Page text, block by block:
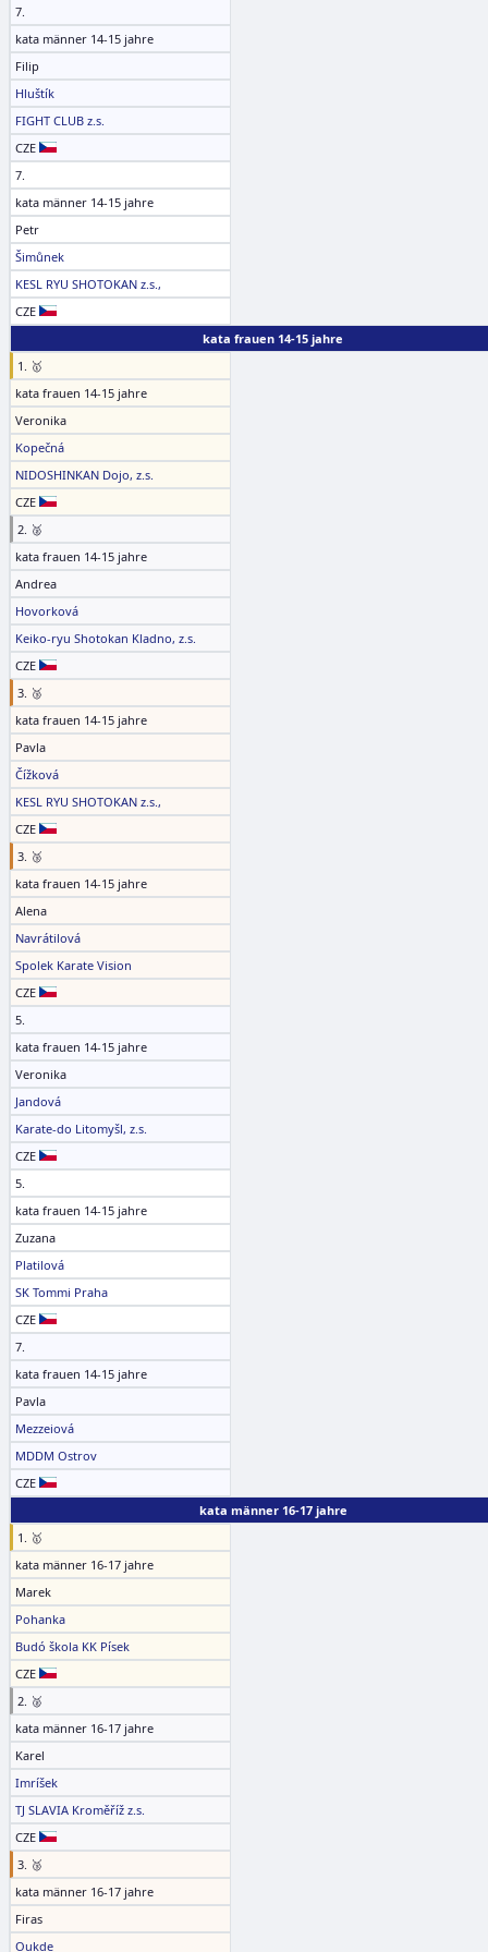
7.
kata männer 14-15 jahre
Filip
Hluštík
FIGHT CLUB z.s.
CZE
7.
kata männer 14-15 jahre
Petr
Šimůnek
KESL RYU SHOTOKAN z.s.,
CZE
kata frauen 14-15 jahre
1. 🥇
kata frauen 14-15 jahre
Veronika
Kopečná
NIDOSHINKAN Dojo, z.s.
CZE
2. 🥈
kata frauen 14-15 jahre
Andrea
Hovorková
Keiko-ryu Shotokan Kladno, z.s.
CZE
3. 🥉
kata frauen 14-15 jahre
Pavla
Čížková
KESL RYU SHOTOKAN z.s.,
CZE
3. 🥉
kata frauen 14-15 jahre
Alena
Navrátilová
Spolek Karate Vision
CZE
5.
kata frauen 14-15 jahre
Veronika
Jandová
Karate-do Litomyšl, z.s.
CZE
5.
kata frauen 14-15 jahre
Zuzana
Platilová
SK Tommi Praha
CZE
7.
kata frauen 14-15 jahre
Pavla
Mezzeiová
MDDM Ostrov
CZE
kata männer 16-17 jahre
1. 🥇
kata männer 16-17 jahre
Marek
Pohanka
Budó škola KK Písek
CZE
2. 🥈
kata männer 16-17 jahre
Karel
Imríšek
TJ SLAVIA Kroměříž z.s.
CZE
3. 🥉
kata männer 16-17 jahre
Firas
Oukde